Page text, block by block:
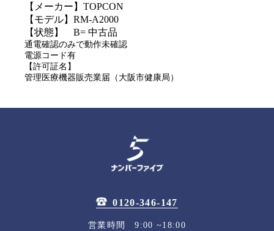
【メーカー】TOPCON
【モデル】RM-A2000
【状態】 B= 中古品
通電確認のみで動作未確認
電源コード有
【許可証名】
管理医療機器販売業届（大阪市健康局）
0120-346-147
営業時間 9:00 ~18:00